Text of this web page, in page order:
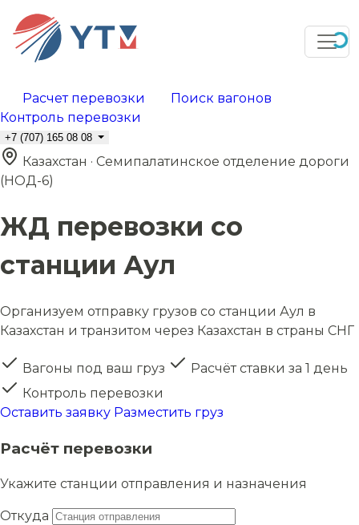
Расчет перевозки
Поиск вагонов
Контроль перевозки
+7 (707) 165 08 08
Казахстан · Семипалатинское отделение дороги
(НОД-6)
ЖД перевозки со
станции Аул
Организуем отправку грузов со станции Аул в
Казахстан и транзитом через Казахстан в страны СНГ
Вагоны под ваш груз
Расчёт ставки за 1 день
Контроль перевозки
Оставить заявку Разместить груз
Расчёт перевозки
Укажите станции отправления и назначения
Откуда